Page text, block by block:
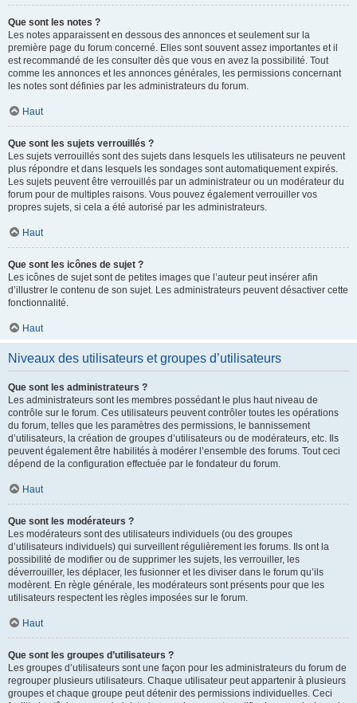
Que sont les notes ?
Les notes apparaissent en dessous des annonces et seulement sur la
première page du forum concerné. Elles sont souvent assez importantes et il
est recommandé de les consulter dès que vous en avez la possibilité. Tout
comme les annonces et les annonces générales, les permissions concernant
les notes sont définies par les administrateurs du forum.
Haut
Que sont les sujets verrouillés ?
Les sujets verrouillés sont des sujets dans lesquels les utilisateurs ne peuvent
plus répondre et dans lesquels les sondages sont automatiquement expirés.
Les sujets peuvent être verrouillés par un administrateur ou un modérateur du
forum pour de multiples raisons. Vous pouvez également verrouiller vos
propres sujets, si cela a été autorisé par les administrateurs.
Haut
Que sont les icônes de sujet ?
Les icônes de sujet sont de petites images que l’auteur peut insérer afin
d’illustrer le contenu de son sujet. Les administrateurs peuvent désactiver cette
fonctionnalité.
Haut
Niveaux des utilisateurs et groupes d’utilisateurs
Que sont les administrateurs ?
Les administrateurs sont les membres possédant le plus haut niveau de
contrôle sur le forum. Ces utilisateurs peuvent contrôler toutes les opérations
du forum, telles que les paramètres des permissions, le bannissement
d’utilisateurs, la création de groupes d’utilisateurs ou de modérateurs, etc. Ils
peuvent également être habilités à modérer l’ensemble des forums. Tout ceci
dépend de la configuration effectuée par le fondateur du forum.
Haut
Que sont les modérateurs ?
Les modérateurs sont des utilisateurs individuels (ou des groupes
d’utilisateurs individuels) qui surveillent régulièrement les forums. Ils ont la
possibilité de modifier ou de supprimer les sujets, les verrouiller, les
déverrouiller, les déplacer, les fusionner et les diviser dans le forum qu’ils
modèrent. En règle générale, les modérateurs sont présents pour que les
utilisateurs respectent les règles imposées sur le forum.
Haut
Que sont les groupes d’utilisateurs ?
Les groupes d’utilisateurs sont une façon pour les administrateurs du forum de
regrouper plusieurs utilisateurs. Chaque utilisateur peut appartenir à plusieurs
groupes et chaque groupe peut détenir des permissions individuelles. Ceci